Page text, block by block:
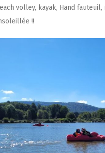
volley, kayak, Hand
!!